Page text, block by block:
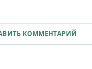
КОММЕНТАРИЙ